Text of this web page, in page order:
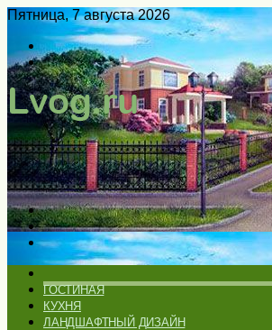
Пятница, 7 августа 2026
Войти
Switch
skin
Меню
Искать
Switch
skin
ГОСТИНАЯ
КУХНЯ
ЛАНДШАФТНЫЙ ДИЗАЙН